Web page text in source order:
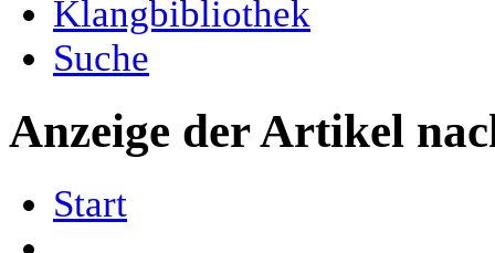
Klangbibliothek
Suche
Anzeige der Artikel
Start